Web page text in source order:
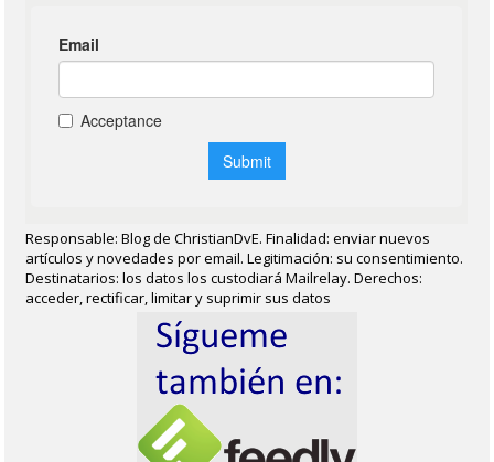
Responsable: Blog de ChristianDvE. Finalidad: enviar nuevos
artículos y novedades por email. Legitimación: su consentimiento.
Destinatarios: los datos los custodiará Mailrelay. Derechos:
acceder, rectificar, limitar y suprimir sus datos